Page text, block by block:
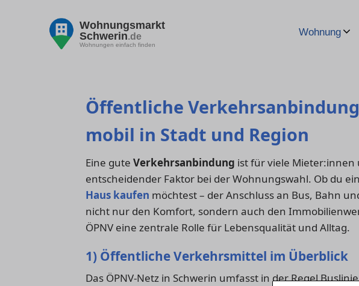
Wohnungsmarkt
Schwerin.de
Wohnungen einfach finden
Wohnung
Öffentliche
mobil in Stadt und Region
Eine gute Verkehrsanbindung ist für viele
entscheidender Faktor bei der Wohnungswahl. Ob du
Haus kaufen möchtest – der Anschluss an Bus, Bahn
nicht nur den Komfort, sondern auch den
ÖPNV eine zentrale Rolle für Lebensqualität und Alltag.
1) Öffentliche Verkehrsmittel im Überblick
Das ÖPNV-Netz in Schwerin umfasst in der Regel